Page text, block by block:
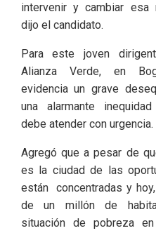
intervenir y cambiar esa
dijo el candidato.
Para este joven
Alianza Verde, en
evidencia un grave
una alarmante
debe atender con urgencia.
Agregó que a pesar de
es la ciudad de las
están concentradas y
de un millón de
situación de pobreza